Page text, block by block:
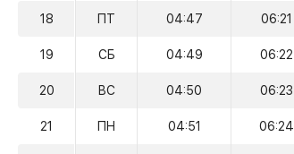
18 ПТ 04:47 06:21
19 СБ 04:49 06:22
20 ВС 04:50 06:23
21 ПН 04:51 06:24